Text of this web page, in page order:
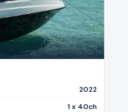
2022
1 x 40ch